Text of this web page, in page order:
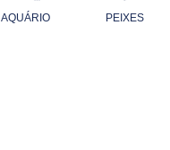
AQUÁRIO PEIXES